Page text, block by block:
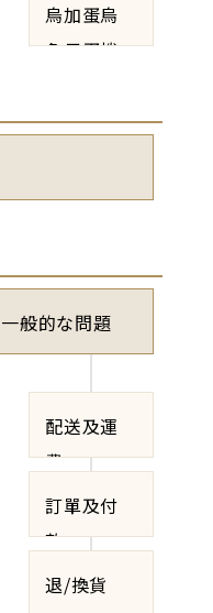
烏加蛋烏
魚子蛋捲
一般的な問題
配送及運
費
訂單及付
款
退/換貨